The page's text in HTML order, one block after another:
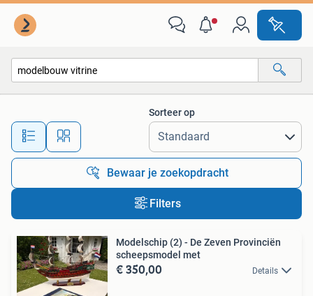
Alle afstanden…
Sorteer op
Bewaar je zoekopdracht
Filters
Modelschip (2) - De Zeven Provinciën
scheepsmodel met
€ 350,00 Details